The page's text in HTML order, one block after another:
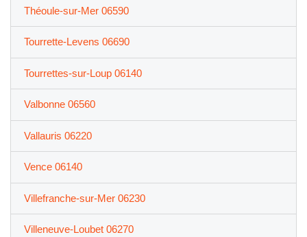
Théoule-sur-Mer 06590
Tourrette-Levens 06690
Tourrettes-sur-Loup 06140
Valbonne 06560
Vallauris 06220
Vence 06140
Villefranche-sur-Mer 06230
Villeneuve-Loubet 06270